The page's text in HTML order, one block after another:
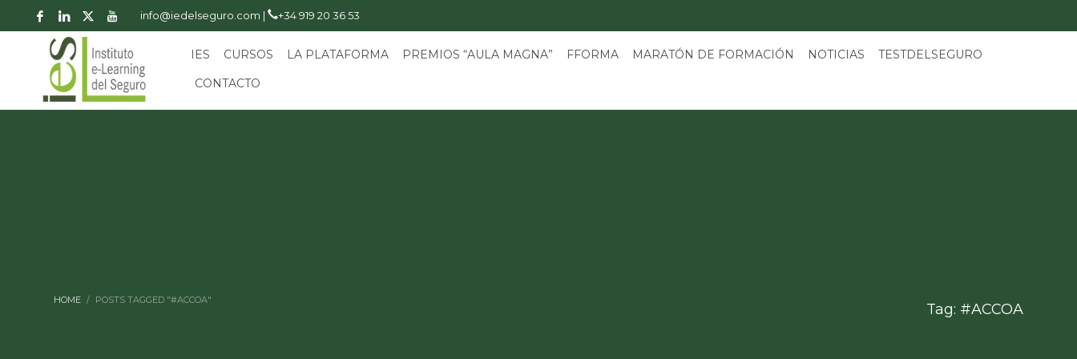
info@iedelseguro.com | +34 919 20 36 53
IES CURSOS LA PLATAFORMA PREMIOS “AULA MAGNA” FFORMA MARATÓN DE FORMACIÓN NOTICIAS
TESTDELSEGURO
CONTACTO
HOME POSTS TAGGED "#ACCOA"
Tag: #ACCOA